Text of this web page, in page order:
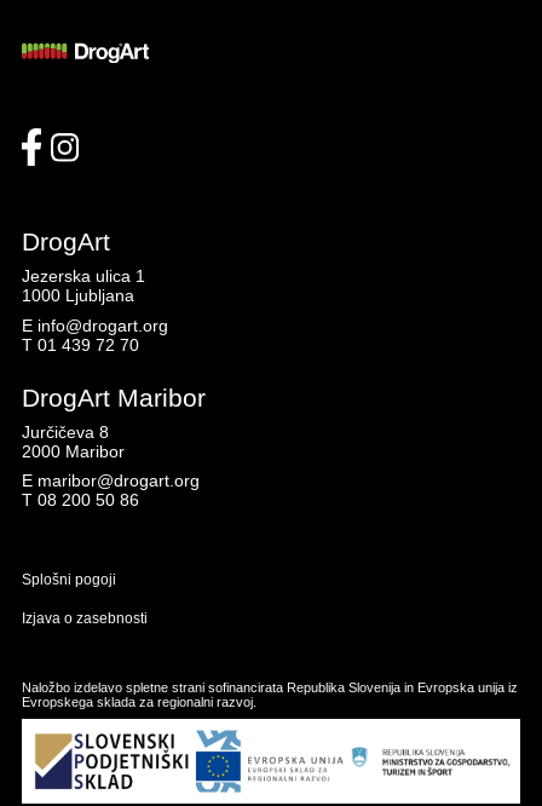
DrogArt
Jezerska ulica 1
1000 Ljubljana
E info@drogart.org
T 01 439 72 70
DrogArt Maribor
Jurčičeva 8
2000 Maribor
E maribor@drogart.org
T 08 200 50 86
Splošni pogoji
Izjava o zasebnosti
Naložbo izdelavo spletne strani sofinancirata Republika Slovenija in Evropska unija iz
Evropskega sklada za regionalni razvoj.